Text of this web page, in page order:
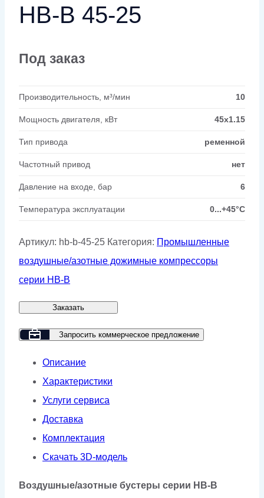
HB-B 45-25
Под заказ
Производительность, м³/мин 10
Мощность двигателя, кВт 45x1.15
Тип привода ременной
Частотный привод нет
Давление на входе, бар 6
Температура эксплуатации 0...+45°C
Артикул: hb-b-45-25 Категория: Промышленные
воздушные/азотные дожимные компрессоры
серии HB-B
Заказать
Запросить коммерческое предложение
Описание
Характеристики
Услуги сервиса
Доставка
Комплектация
Скачать 3D-модель
Воздушные/азотные бустеры серии HB-B